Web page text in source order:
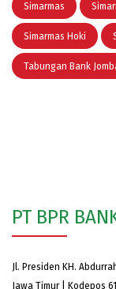
Simarmas
Simarmas Hoki
Tabungan Bank
PT BPR
Jl. Presiden KH.
Jawa Timur | Kodepos